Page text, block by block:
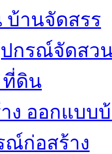
บ้านจัดสรร
กรณ์จัดสว
ที่ดิน
ง ออกแบบ
ณ์ก่อสร้าง